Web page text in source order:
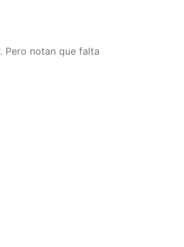
Pero notan que falta